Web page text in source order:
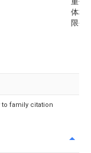
体材
限公
to family citation